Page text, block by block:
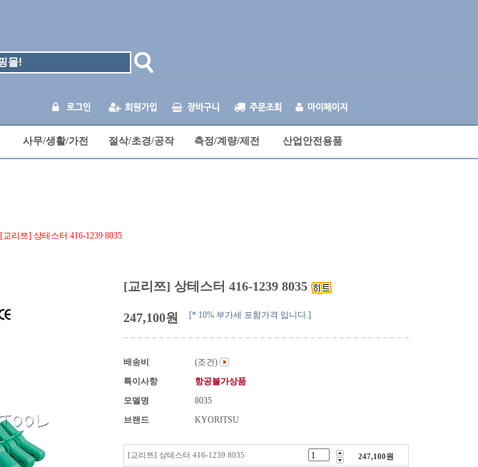
사무/생활/가전 절삭/초경/공작 측정/계량/제전 산업안전용품
[교리쯔] 상테스터 416-1239 8035
[교리쯔] 상테스터 416-1239 8035
247,100원 [* 10% 부가세 포함가격 입니다.]
배송비
(조건)
특이사항
항공불가상품
모델명
8035
브랜드
KYORITSU
[교리쯔] 상테스터 416-1239 8035 247,100원